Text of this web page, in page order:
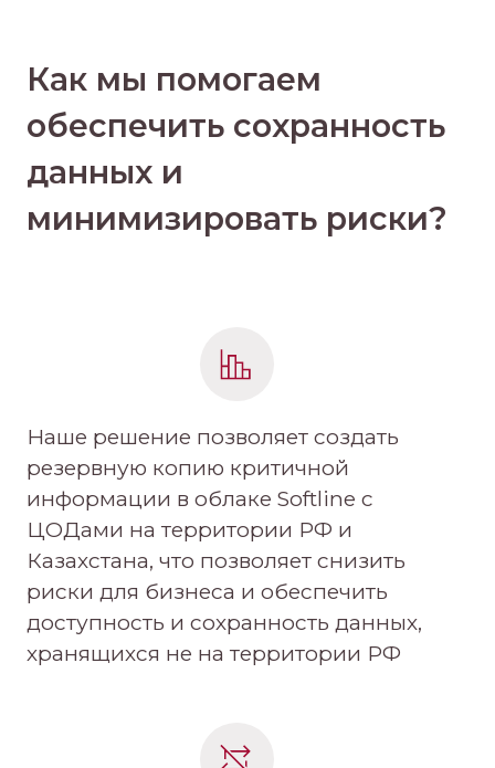
Как мы помогаем
обеспечить сохранность
данных и
минимизировать риски?
Наше решение позволяет создать
резервную копию критичной
информации в облаке Softline c
ЦОДами на территории РФ и
Казахстана, что позволяет снизить
риски для бизнеса и обеспечить
доступность и сохранность данных,
хранящихся не на территории РФ